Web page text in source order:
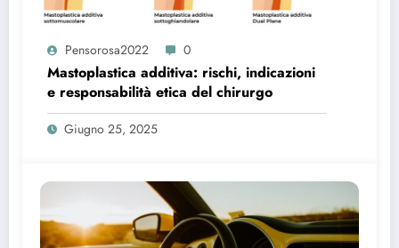
Pensorosa2022 0
Mastoplastica additiva: rischi, indicazioni
e responsabilità etica del chirurgo
Giugno 25, 2025